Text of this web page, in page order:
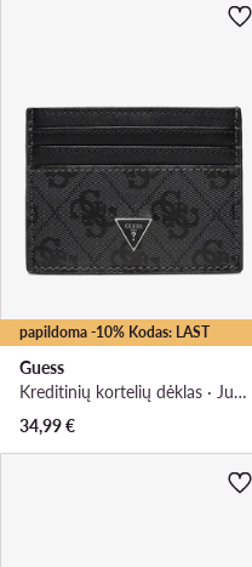
papildoma -10% Kodas: LAST
Guess
Kreditinių kortelių dėklas · Juoda
34,99€